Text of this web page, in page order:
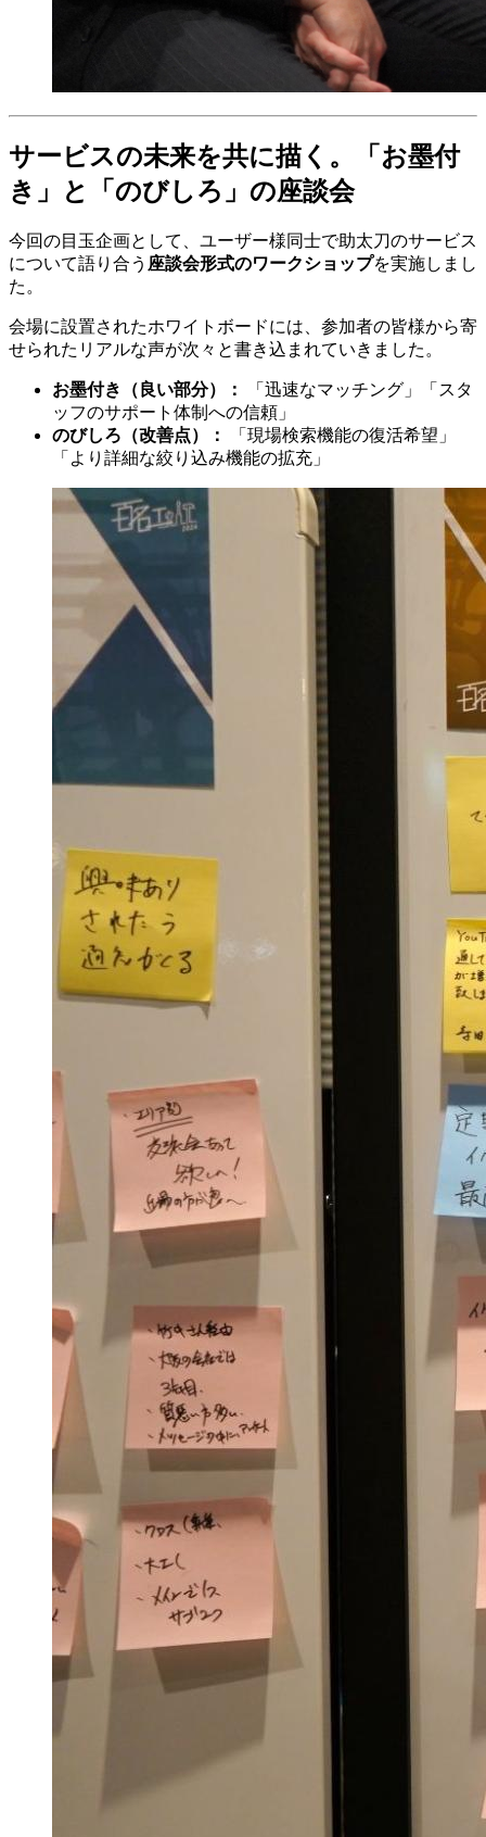
サービスの未来を共に描く。「お墨付
き」と「のびしろ」の座談会
今回の目玉企画として、ユーザー様同士で助太刀のサービス
について語り合う 座談会形式のワークショップを実施しまし
た。
会場に設置されたホワイトボードには、参加者の皆様から寄
せられたリアルな声が次々と書き込まれていきました。
お墨付き（良い部分）：
「迅速なマッチング」「スタ
ッフのサポート体制への信頼」
のびしろ（改善点）：
「現場検索機能の復活希望」
「より詳細な絞り込み機能の拡充」